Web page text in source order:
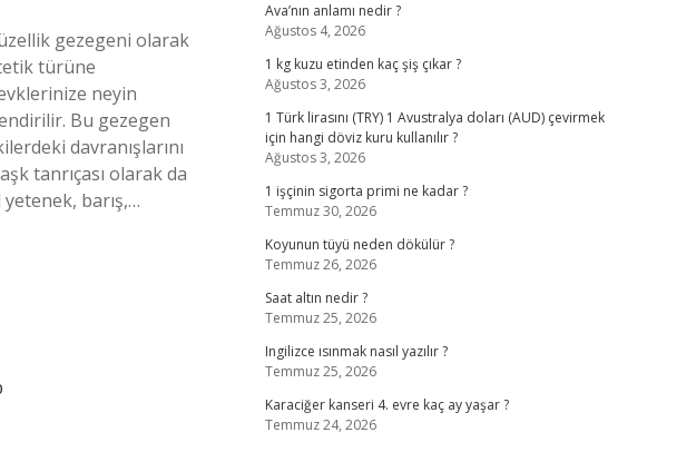
gezegeni olarak
türüne
neyin
Bu gezegen
davranışlarını
tanrıçası olarak da
barış,…
Ava’nın anlamı nedir ?
Ağustos 4, 2026
1 kg kuzu etinden kaç şiş çıkar ?
Ağustos 3, 2026
1 Türk lirasını (TRY) 1 Avustralya doları (AUD) çevirmek
için hangi döviz kuru kullanılır ?
Ağustos 3, 2026
1 işçinin sigorta primi ne kadar ?
Temmuz 30, 2026
Koyunun tüyü neden dökülür ?
Temmuz 26, 2026
Saat altın nedir ?
Temmuz 25, 2026
Ingilizce ısınmak nasıl yazılır ?
Temmuz 25, 2026
Karaciğer kanseri 4. evre kaç ay yaşar ?
Temmuz 24, 2026